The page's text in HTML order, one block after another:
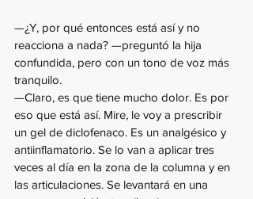
—¿Y, por qué entonces está así y no
reacciona a nada? —preguntó la hija
confundida, pero con un tono de voz más
tranquilo.
—Claro, es que tiene mucho dolor. Es por
eso que está así. Mire, le voy a prescribir
un gel de diclofenaco. Es un analgésico y
antiinflamatorio. Se lo van a aplicar tres
veces al día en la zona de la columna y en
las articulaciones. Se levantará en una